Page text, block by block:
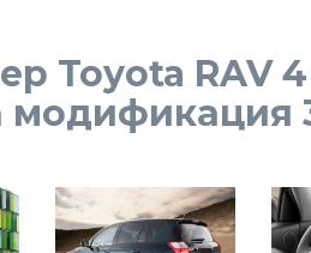
Toyota RAV 4
модификация